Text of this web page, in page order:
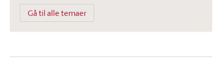
Gå til alle temaer